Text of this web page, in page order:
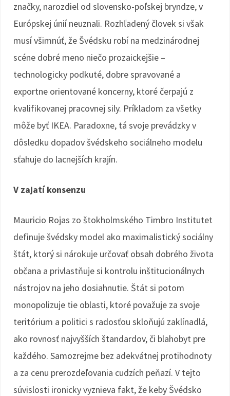
značky, narozdiel od slovensko-poľskej bryndze, v
Európskej únií neuznali. Rozhľadený človek si však
musí všimnúť, že Švédsku robí na medzinárodnej
scéne dobré meno niečo prozaickejšie –
technologicky podkuté, dobre spravované a
exportne orientované koncerny, ktoré čerpajú z
kvalifikovanej pracovnej sily. Príkladom za všetky
môže byť IKEA. Paradoxne, tá svoje prevádzky v
dôsledku dopadov švédskeho sociálneho modelu
sťahuje do lacnejších krajín.
V zajatí konsenzu
Mauricio Rojas zo štokholmského Timbro Institutet
definuje švédsky model ako maximalistický sociálny
štát, ktorý si nárokuje určovať obsah dobrého života
občana a privlastňuje si kontrolu inštitucionálnych
nástrojov na jeho dosiahnutie. Štát si potom
monopolizuje tie oblasti, ktoré považuje za svoje
teritórium a politici s radosťou skloňujú zaklínadlá,
ako rovnosť najvyšších štandardov, či blahobyt pre
každého. Samozrejme bez adekvátnej protihodnoty
a za cenu prerozdeľovania cudzích peňazí. V tejto
súvislosti ironicky vyznieva fakt, že keby Švédsko